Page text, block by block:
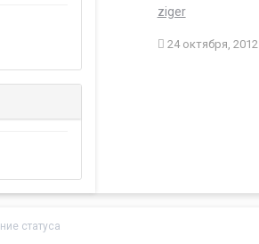
ziger
24 октября, 2012
статуса